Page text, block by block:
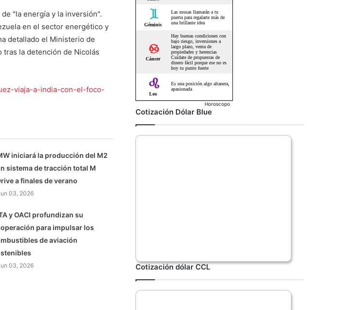
"la energía y la inversión".
en el sector energético y
detallado el Ministerio de
la detención de Nicolás
viaja-a-india-con-el-foco-
iniciará la producción del M2
sistema de tracción total M
a finales de verano
03, 2026
y OACI profundizan su
para impulsar los
de aviación
03, 2026
Horoscopo
Cotización Dólar Blue
Cotización dólar CCL